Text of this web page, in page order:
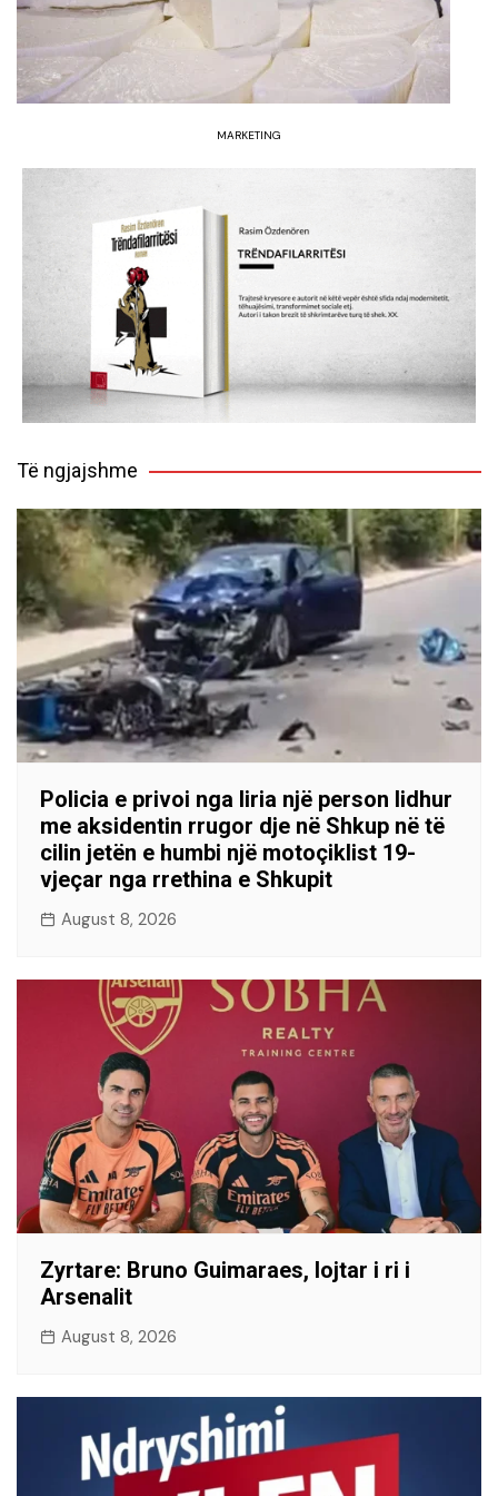
MARKETING
Të ngjajshme
Policia e privoi nga liria një person lidhur
me aksidentin rrugor dje në Shkup në të
cilin jetën e humbi një motoçiklist 19-
vjeçar nga rrethina e Shkupit
August 8, 2026
​Zyrtare: Bruno Guimaraes, lojtar i ri i
Arsenalit
August 8, 2026